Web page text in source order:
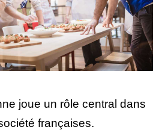
joue un rôle central dans
françaises.